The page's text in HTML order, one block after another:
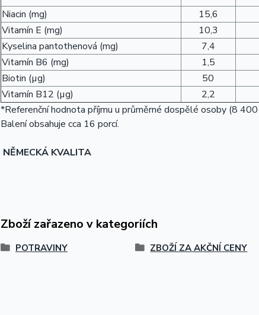
Niacin (mg)
15,6
Vitamín E (mg)
10,3
Kyselina pantothenová (mg)
7,4
Vitamín B6 (mg)
1,5
Biotin (µg)
50
Vitamín B12 (µg)
2,2
*Referenční hodnota příjmu u průměrné dospělé osoby (8
Balení obsahuje cca 16 porcí.
NĚMECKÁ KVALITA
Zboží zařazeno v kategoriích
POTRAVINY ZBOŽÍ ZA AKČNÍ CENY